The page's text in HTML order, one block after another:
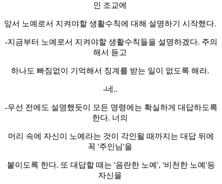
인 조교에
앞서 노예로서 지켜야할 생활수칙에 대해 설명하기 시작했다.
-지금부터 노예로서 지켜야할 생활수칙들을 설명하겠다. 주의
해서 듣고
하나도 빠짐없이 기억해서 징계를 받는 일이 없도록 해라.
-네..
-우선 전에도 설명했듯이 모든 명령에는 확실하게 대답하도록
한다. 너의
머리 속에 자신이 노예라는 것이 각인될 때까지는 대답 뒤에
꼭 '주인님'을
붙이도록 한다. 또 대답할 때는 '음란한 노예', '비천한 노예'등
자신을